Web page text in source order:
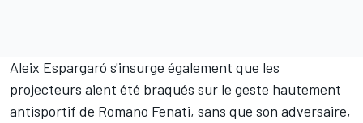
Aleix Espargaró s'insurge également que les
projecteurs aient été braqués sur le geste hautement
antisportif de Romano Fenati, sans que son adversaire,